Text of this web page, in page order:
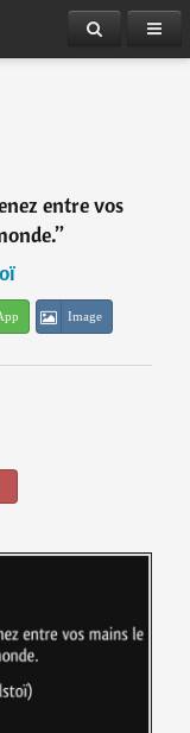
entre vos
”
Image